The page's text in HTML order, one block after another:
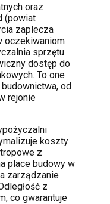
oraz
(powiat
zaplecza
oczekiwaniom
sprzętu
dostęp do
To one
od
rejonie
koszty
z
place budowy w
zarządzanie
z
co gwarantuje